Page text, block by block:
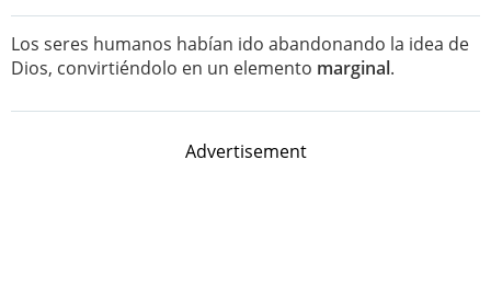
Los seres humanos habían ido abandonando la idea de
Dios, convirtiéndolo en un elemento marginal.
Advertisement